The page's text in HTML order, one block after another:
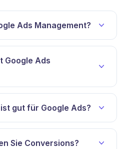
Ads Management?
Google Ads
gut für Google Ads?
Sie Conversions?